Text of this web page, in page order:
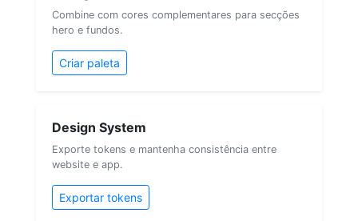
Combine com cores complementares para secções
hero e fundos.
Criar paleta
Design System
Exporte tokens e mantenha consistência entre
website e app.
Exportar tokens